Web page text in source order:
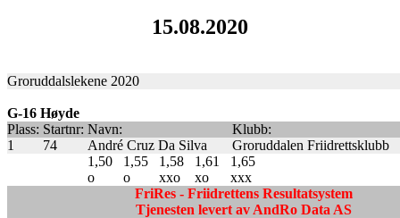
15.08.2020
Groruddalslekene 2020
G-16 Høyde
Plass: Startnr: Navn:
Klubb:
1
74 André Cruz Da Silva
Groruddalen Friidrettsklubb
1,50
o
1,55
o
1,58
xxo
1,61
xo
1,65
xxx
FriRes - Friidrettens Resultatsystem
Tjenesten levert av AndRo Data AS